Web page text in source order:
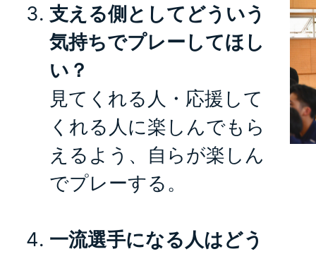
支える側としてどういう
気持ちでプレーしてほし
い？
見てくれる人・応援して
くれる人に楽しんでもら
えるよう、自らが楽しん
でプレーする。
一流選手になる人はどう